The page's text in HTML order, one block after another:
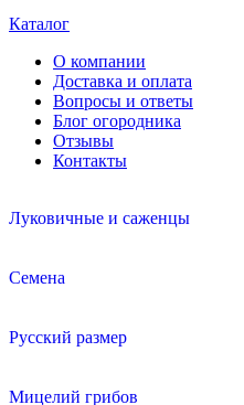
Каталог
О компании
Доставка и оплата
Вопросы и ответы
Блог огородника
Отзывы
Контакты
Луковичные и саженцы
Семена
Русский размер
Мицелий грибов